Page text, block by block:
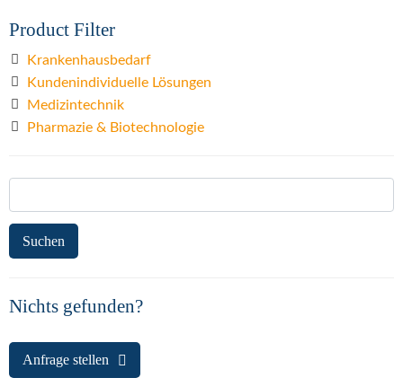
Product Filter
Krankenhausbedarf
Kundenindividuelle Lösungen
Medizintechnik
Pharmazie & Biotechnologie
Suchen
Nichts gefunden?
Anfrage stellen